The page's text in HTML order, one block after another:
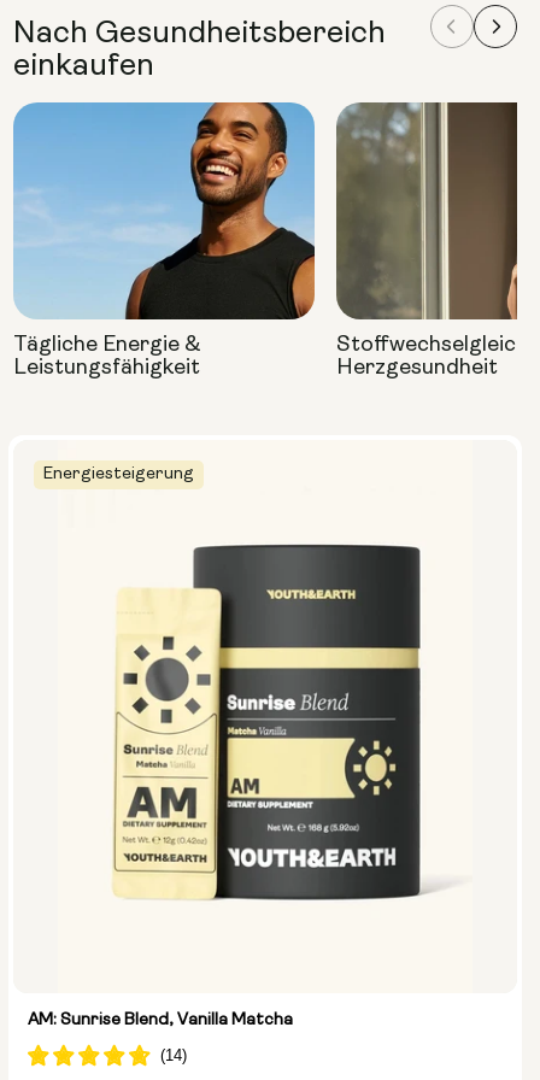
Energiesteigerung
AM: Sunrise Blend, Vanilla Matcha
Nach Gesundheitsbereich
einkaufen
Tägliche Energie &
Leistungsfähigkeit
Herzgesundheit